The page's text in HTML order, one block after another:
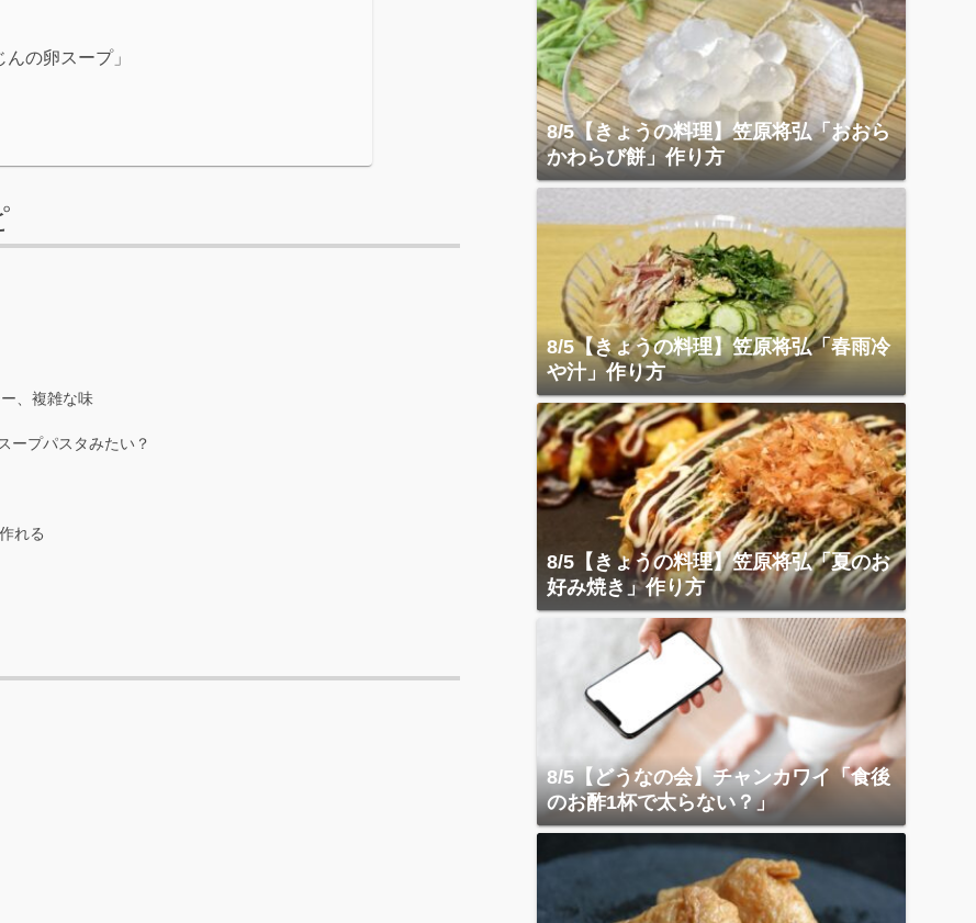
の卵スープ」
、複雑な味
スープパスタみたい？
れる
8/5【きょうの料理】笠原将弘「おおら
かわらび餅」作り方
8/5【きょうの料理】笠原将弘「春雨冷
や汁」作り方
8/5【きょうの料理】笠原将弘「夏のお
好み焼き」作り方
8/5【どうなの会】チャンカワイ「食後
のお酢1杯で太らない？」